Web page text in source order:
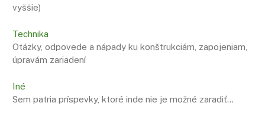
vyššie)
Technika
Otázky, odpovede a nápady ku konštrukciám, zapojeniam,
úpravám zariadení
Iné
Sem patria príspevky, ktoré inde nie je možné zaradiť…